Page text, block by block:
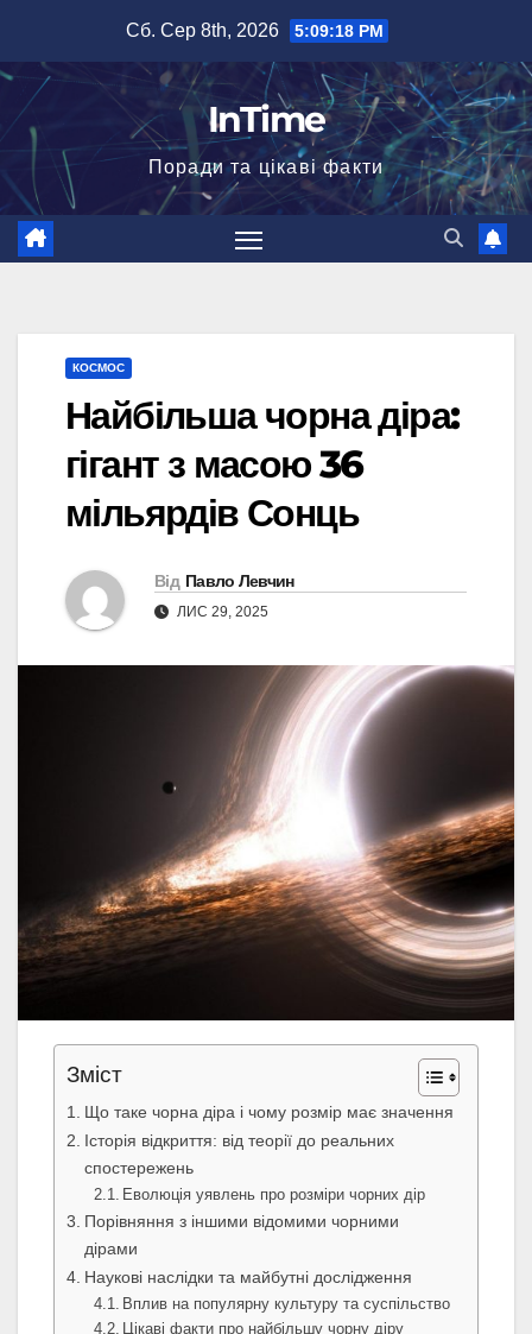
вмісту
Сб. Сер 8th, 2026 5:09:19 PM
InTime
Поради та цікаві факти
КОСМОС
Найбільша чорна діра:
гігант з масою 36
мільярдів Сонць
Від Павло Левчин
ЛИС 29, 2025
Зміст
Що таке чорна діра і чому розмір має значення
Історія відкриття: від теорії до реальних
спостережень
Еволюція уявлень про розміри чорних дір
Порівняння з іншими відомими чорними
дірами
Наукові наслідки та майбутні дослідження
Вплив на популярну культуру та суспільство
Цікаві факти про найбільшу чорну діру